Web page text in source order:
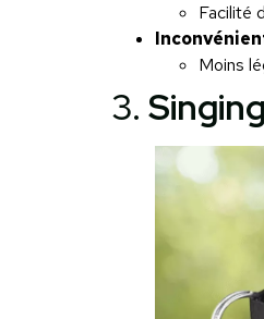
Facilité
Moins
3.